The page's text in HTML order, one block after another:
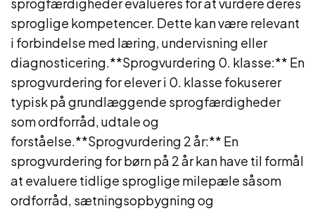
sproglige kompetencer. Dette kan være relevant
i forbindelse med læring, undervisning eller
diagnosticering.**Sprogvurdering 0. klasse:** En
sprogvurdering for elever i 0. klasse fokuserer
typisk på grundlæggende sprogfærdigheder
som ordforråd, udtale og
forståelse.**Sprogvurdering 2 år:** En
sprogvurdering for børn på 2 år kan have til formål
at evaluere tidlige sproglige milepæle såsom
ordforråd, sætningsopbygning og